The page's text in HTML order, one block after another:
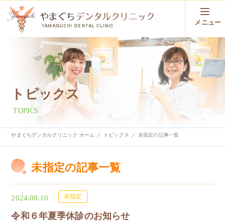
メニュー
トピックス
TOPICS
やまぐちデンタルクリニック ホーム トピックス 未指定の記事一覧
未指定の記事一覧
2024.08.10 未指定
令和６年夏季休診のお知らせ